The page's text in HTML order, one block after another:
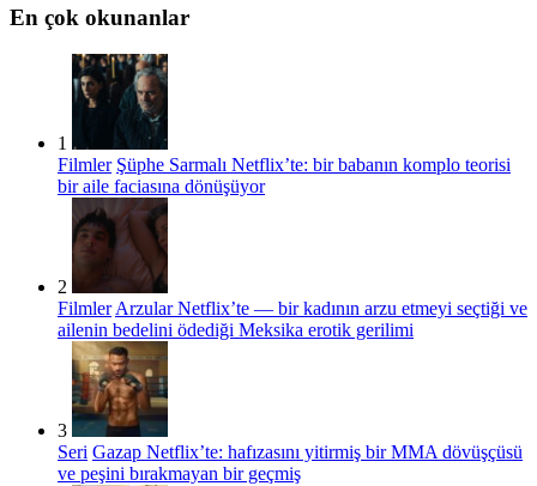
En çok okunanlar
1
Filmler Şüphe Sarmalı Netflix’te: bir babanın komplo teorisi
bir aile faciasına dönüşüyor
2
Filmler Arzular Netflix’te — bir kadının arzu etmeyi seçtiği ve
ailenin bedelini ödediği Meksika erotik gerilimi
3
Seri Gazap Netflix’te: hafızasını yitirmiş bir MMA dövüşçüsü
ve peşini bırakmayan bir geçmiş